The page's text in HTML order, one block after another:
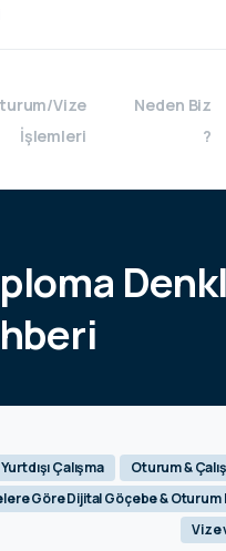
Vize
İşlemleri
Neden Biz
?
Çalışma
Oturum &
Göre Dijital Göçebe &
Vize